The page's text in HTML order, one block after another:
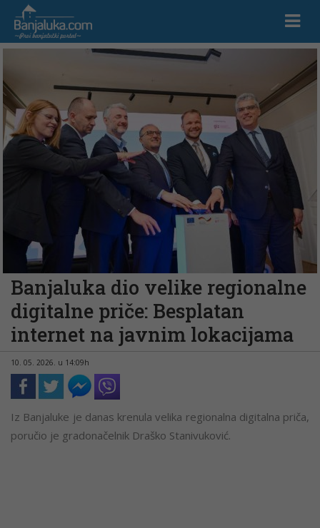
Banjaluka dio velike regionalne
digitalne priče: Besplatan
internet na javnim lokacijama
10. 05. 2026. u 14:09h
Iz Banjaluke je danas krenula velika regionalna digitalna priča,
poručio je gradonačelnik Draško Stanivuković.